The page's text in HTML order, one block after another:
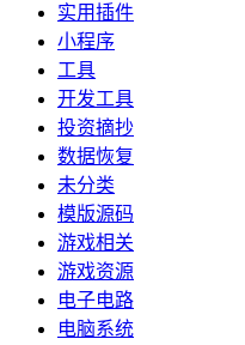
实用插件
小程序
工具
开发工具
投资摘抄
数据恢复
未分类
模版源码
游戏相关
游戏资源
电子电路
电脑系统